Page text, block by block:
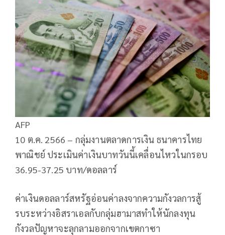
AFP
10 ต.ค. 2566 – กลุ่มงานตลาดการเงิน ธนาคารไทย
พาณิชย์ ประเมินค่าเงินบาทวันนี้เคลื่อนไหวในกรอบ
36.95-37.25 บาท/ดอลลาร์
ค่าเงินดอลลาร์สหรัฐอ่อนค่าลงจากความกังวลการสู้
รบระหว่างอิสราเอลกับกลุ่มฮามาสทำให้นักลงทุน
กังวลปัญหาจะลุกลามออกจากเขตกาซา